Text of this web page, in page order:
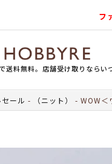
フ
料無料。店舗受け取りならい
ール （ニット） WOW